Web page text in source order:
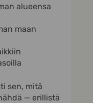
alueensa
maan
sen, mitä
— erillistä